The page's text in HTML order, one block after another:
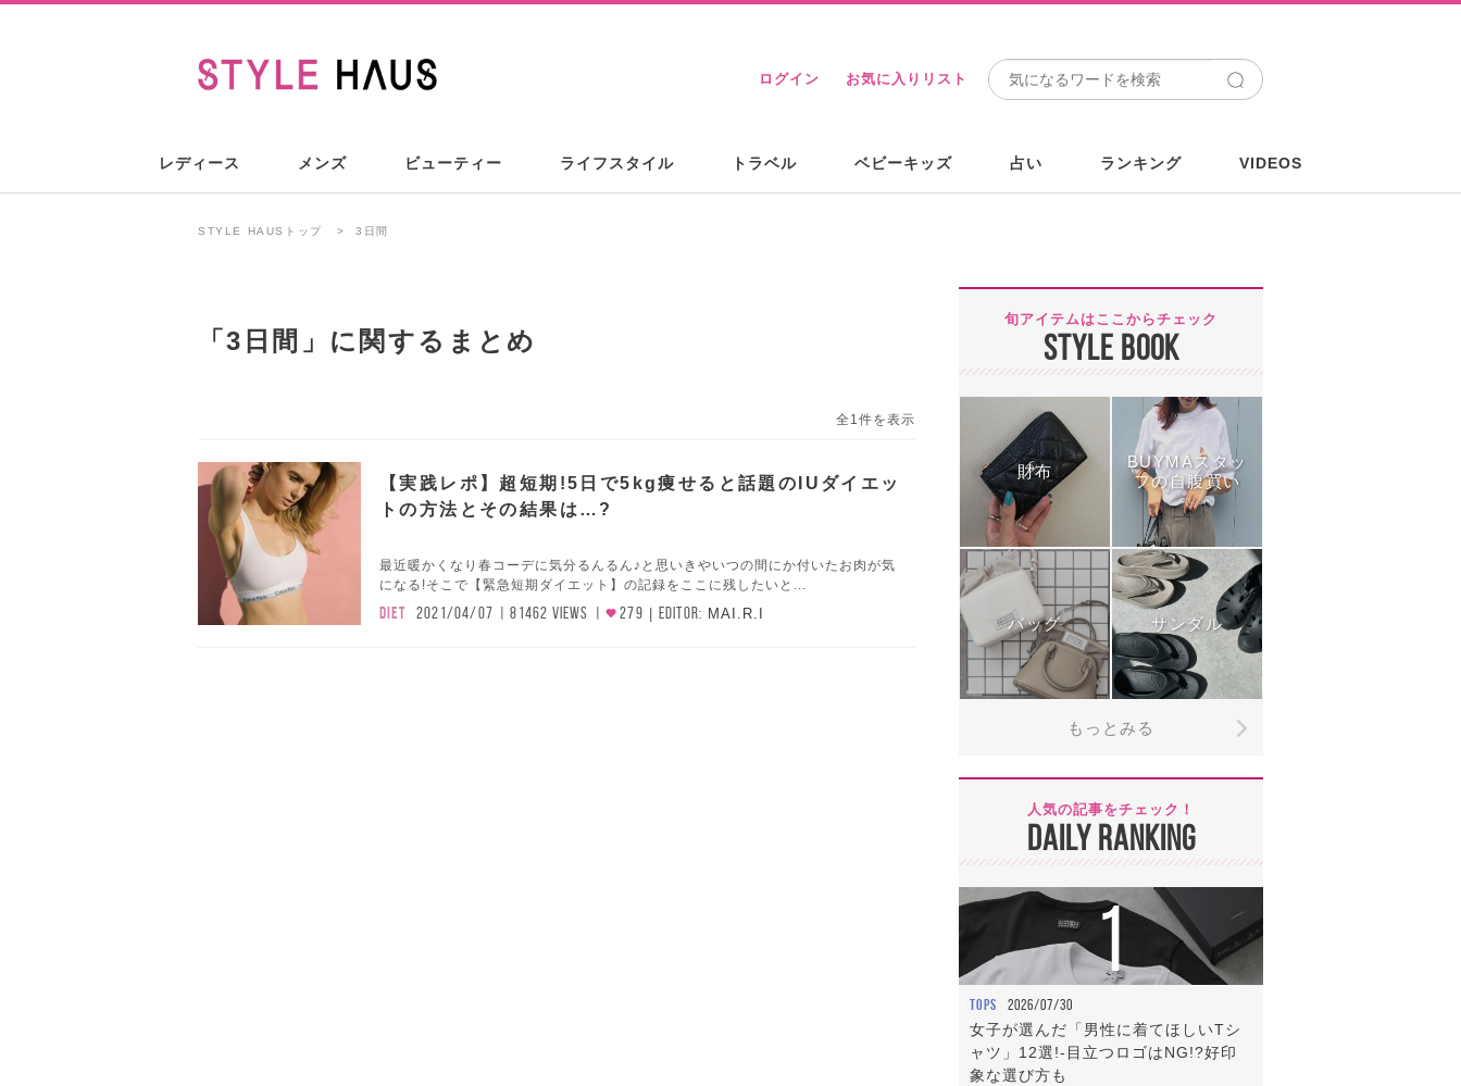
ログイン お気に入りリスト
レディース メンズ ビューティー ライフスタイル トラベル ベビーキッズ 占い ランキング VIDEOS
STYLE HAUSトップ 3日間
「3日間 」に関するまとめ
全1件を表示
【実践レポ】超短期!5日で5kg痩せると話題のIUダイエッ
トの方法とその結果は…?
最近暖かくなり春コーデに気分るんるん♪と思いきやいつの間にか付いたお肉が気
になる!そこで【緊急短期ダイエット】の記録をここに残したいと...
DIET 2021/04/07 81462 VIEWS 279 EDITOR: MAI.R.I
旬アイテムはここからチェック
STYLE BOOK
財布
BUYMAスタッ
フの自腹買い
バッグ サンダル
もっとみる
人気の記事をチェック！
DAILY RANKING
1
TOPS 2026/07/30
女子が選んだ「男性に着てほしいTシ
ャツ」12選!-目立つロゴはNG!?好印
象な選び方も